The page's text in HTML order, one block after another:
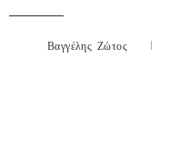
Βαγγέλης Ζώτος